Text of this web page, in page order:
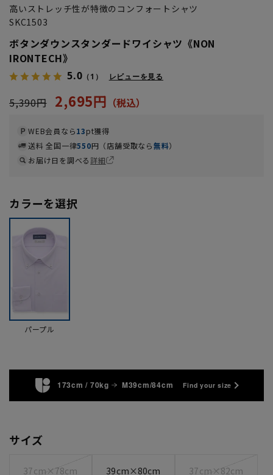
高いストレッチ性が特徴のコンフォートシャツ
SKC1503
ボタンダウンスタンダードワイシャツ《NON
IRONTECH》
5.0 （1） レビューを見る
5,390円 2,695円
WEB会員なら13pt獲得
送料 全国一律550円（店舗受取なら無料）
お届け日を調べる詳細
カラーを選択
パープル
173cm / 70kg M39cm/84cm Find your size
サイズ
37cm×78cm 39cm×80cm 37cm×82cm